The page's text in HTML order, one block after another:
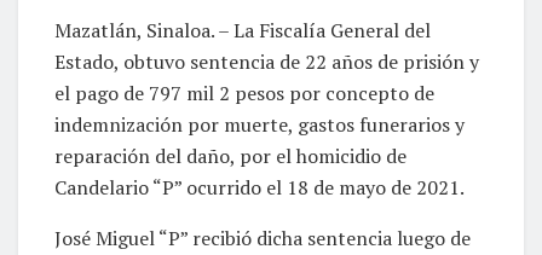
Mazatlán, Sinaloa. – La Fiscalía General del
Estado, obtuvo sentencia de 22 años de prisión y
el pago de 797 mil 2 pesos por concepto de
indemnización por muerte, gastos funerarios y
reparación del daño, por el homicidio de
Candelario “P” ocurrido el 18 de mayo de 2021.
José Miguel “P” recibió dicha sentencia luego de